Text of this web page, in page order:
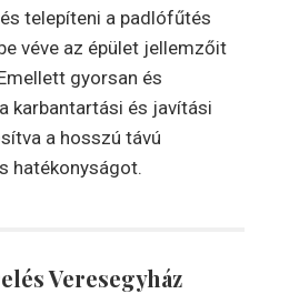
telepíteni a padlófűtés
véve az épület jellemzőit
gyorsan és
karbantartási és javítási
a hosszú távú
hatékonyságot.
Veresegyház